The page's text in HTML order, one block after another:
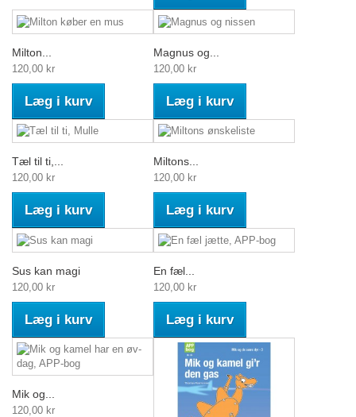
Milton...
120,00 kr
Læg i kurv
Magnus og...
120,00 kr
Læg i kurv
Tæl til ti,...
120,00 kr
Læg i kurv
Miltons...
120,00 kr
Læg i kurv
Sus kan magi
120,00 kr
Læg i kurv
En fæl...
120,00 kr
Læg i kurv
Mik og...
120,00 kr